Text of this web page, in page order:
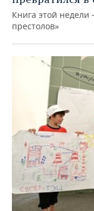
Книга этой
престолов»